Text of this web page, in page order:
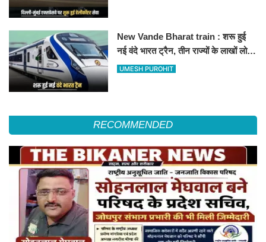
New Vande Bharat train : शरू हुई
नई वंदे भारत ट्रैन, तीन राज्यों के लाखों लोगों
का सफर होगा आसान, देखें पूरा रूटमैप
UMESH PUROHIT
RECOMMENDED